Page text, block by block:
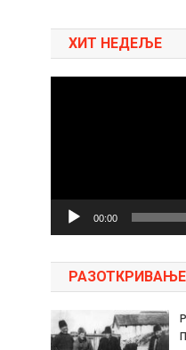
ХИТ НЕДЕЉЕ
00:00